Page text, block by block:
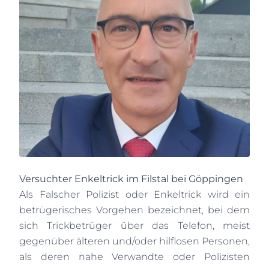
Versuchter Enkeltrick im Filstal bei Göppingen
Als Falscher Polizist oder Enkeltrick wird ein
betrügerisches Vorgehen bezeichnet, bei dem
sich Trickbetrüger über das Telefon, meist
gegenüber älteren und/oder hilflosen Personen,
als deren nahe Verwandte oder Polizisten